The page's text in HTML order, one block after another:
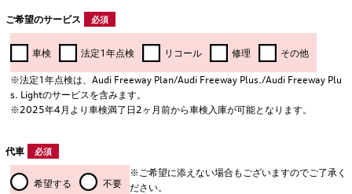
ご希望のサービス 必須
車検 法定1年点検 リコール 修理 その他
※法定1年点検は、Audi Freeway Plan/Audi Freeway Plus./Audi Freeway Plu
s. Lightのサービスを含みます。
※2025年4月より車検満了日2ヶ月前から車検入庫が可能となります。
代車 必須
希望する 不要
※ご希望に添えない場合もございますのでご了承く
ださい。